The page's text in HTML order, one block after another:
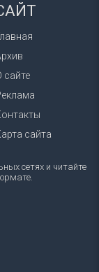
сайте
сайта
сетях и читайте